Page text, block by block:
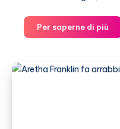
Per saperne di più